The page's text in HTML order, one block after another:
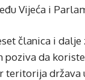
Vijeća i
članica i
poziva da
teritorija država